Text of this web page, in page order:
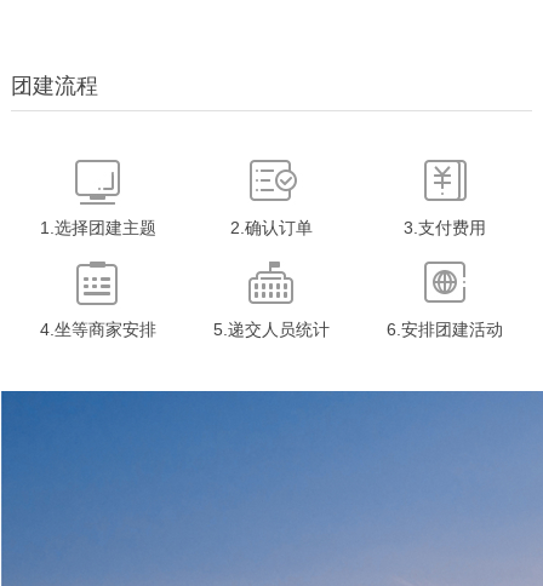
团建流程
1.选择团建主题 2.确认订单 3.支付费用
4.坐等商家安排 5.递交人员统计 6.安排团建活动